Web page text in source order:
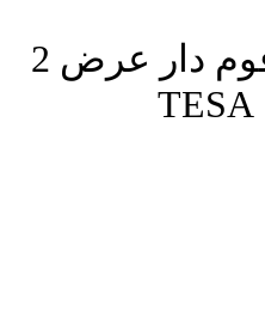
چسب دو طرفه فوم دار عرض 2